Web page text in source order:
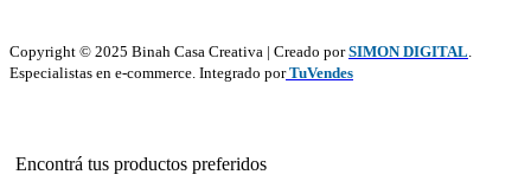
Copyright © 2025 Binah Casa Creativa | Creado porSIMON DIGITAL.
Especialistas en e-commerce. Integrado porTuVendes
Encontrá tus productos preferidos